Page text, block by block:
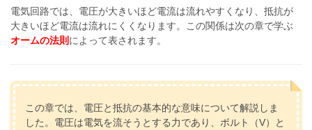
電気回路では、電圧が大きいほど電流は流れやすくなり、抵抗が
大きいほど電流は流れにくくなります。この関係は次の章で学ぶ
オームの法則 によって表されます。
この章では、電圧と抵抗の基本的な意味について解説しま
した。電圧は電気を流そうとする力であり、ボルト（V）と